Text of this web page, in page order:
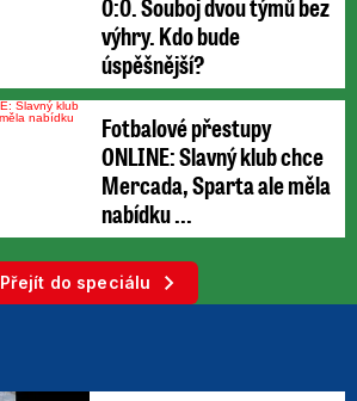
0:0. Souboj dvou týmů bez
výhry. Kdo bude
úspěšnější?
Fotbalové přestupy
ONLINE: Slavný klub chce
Mercada, Sparta ale měla
nabídku ...
Přejít do speciálu